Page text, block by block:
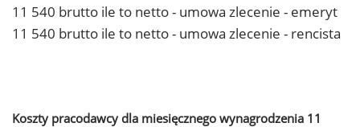
11 540 brutto ile to netto - umowa zlecenie - emeryt
11 540 brutto ile to netto - umowa zlecenie - rencista
Koszty pracodawcy dla miesięcznego wynagrodzenia 11